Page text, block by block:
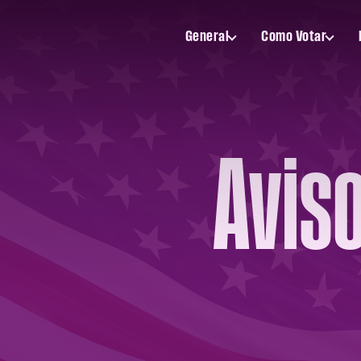
General
Toggle
Como Votar
Toggle